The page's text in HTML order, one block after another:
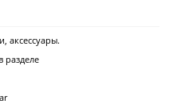
аксессуары.
разделе